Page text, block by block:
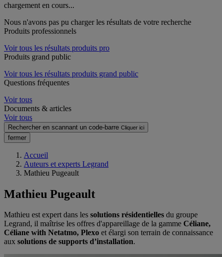
chargement en cours...
Nous n'avons pas pu charger les résultats de votre recherche
Produits professionnels
Voir tous les résultats produits pro
Produits grand public
Voir tous les résultats produits grand public
Questions fréquentes
Voir tous
Documents & articles
Voir tous
Rechercher en scannant un code-barre Cliquer ici
fermer
Accueil
Auteurs et experts Legrand
Mathieu Pugeault
Mathieu Pugeault
Mathieu est expert dans les solutions résidentielles du groupe
Legrand, il maîtrise les offres d'appareillage de la gamme Céliane,
Céliane with Netatmo, Plexo et élargi son terrain de connaissance
aux solutions de supports d’installation.